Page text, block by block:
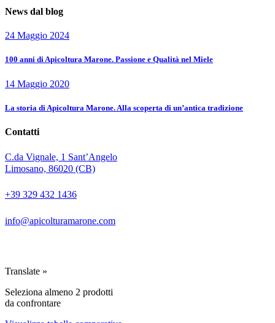
News dal blog
24 Maggio 2024
100 anni di Apicoltura Marone. Passione e Qualità nel Miele
14 Maggio 2020
La storia di Apicoltura Marone. Alla scoperta di un’antica tradizione
Contatti
C.da Vignale, 1 Sant’Angelo
Limosano, 86020 (CB)
+39 329 432 1436
info@apicolturamarone.com
Translate »
Seleziona almeno 2 prodotti
da confrontare